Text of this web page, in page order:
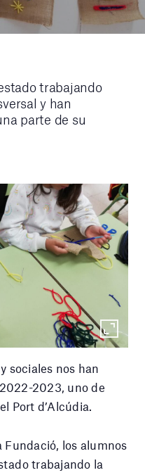
trabajando
y han
parte de su
sociales nos han
2023, uno de
Port d’Alcúdia.
Fundació, los alumnos
trabajando la